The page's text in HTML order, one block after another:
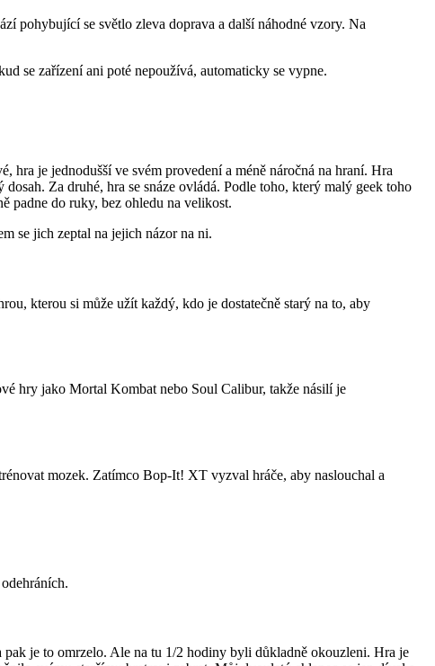
pohybující se světlo zleva doprava a další náhodné vzory. Na
se zařízení ani poté nepoužívá, automaticky se vypne.
hra je jednodušší ve svém provedení a méně náročná na hraní. Hra
Za druhé, hra se snáze ovládá. Podle toho, který malý geek toho
padne do ruky, bez ohledu na velikost.
se jich zeptal na jejich názor na ni.
kterou si může užít každý, kdo je dostatečně starý na to, aby
hry jako Mortal Kombat nebo Soul Calibur, takže násilí je
mozek. Zatímco Bop-It! XT vyzval hráče, aby naslouchal a
je to omrzelo. Ale na tu 1/2 hodiny byli důkladně okouzleni. Hra je